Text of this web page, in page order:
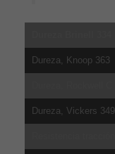
Dureza, Knoop 363
Dureza, Vickers 349